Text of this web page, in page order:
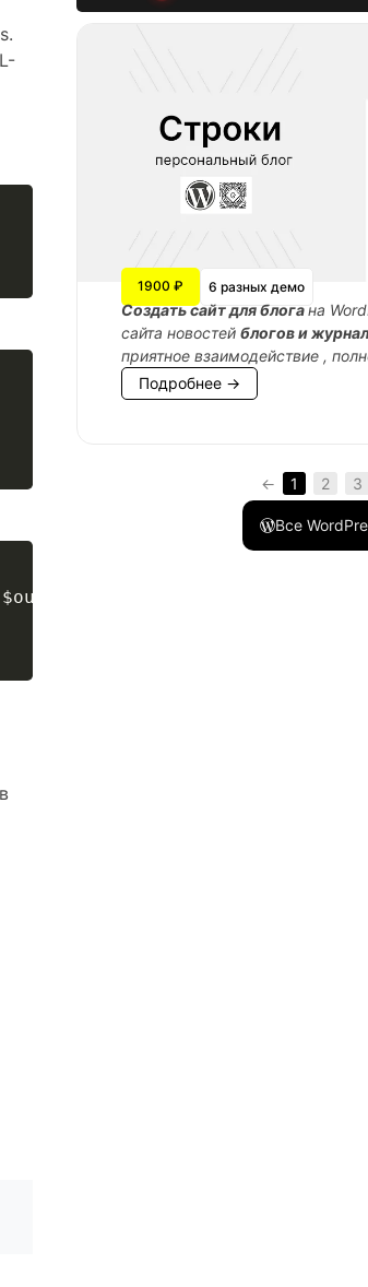
$output
1900 ₽ 6 разных демо
Cоздать сайт для блогана
сайта новостейблогов и
приятное взаимодействие ,
Подробнее →
← 1 2 3
Все